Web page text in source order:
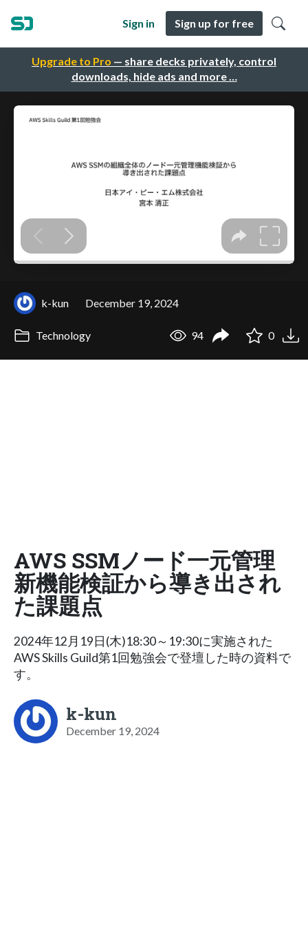
Upgrade to Pro — share decks privately, control
downloads, hide ads and more …
Sign in Sign up for free
k-kun December 19, 2024
Technology 94 0
AWS SSMノード一元管理
新機能検証から導き出され
た課題点
2024年12月19日(木)18:30～19:30に実施された
AWS Skills Guild第1回勉強会で登壇した時の資料で
す。
k-kun
December 19, 2024